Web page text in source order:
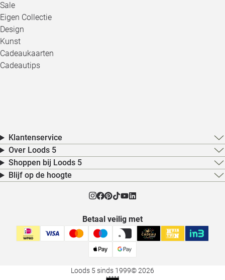
Sale
Eigen Collectie
Design
Kunst
Cadeaukaarten
Cadeautips
Klantenservice
Over Loods 5
Shoppen bij Loods 5
Blijf op de hoogte
Betaal veilig met
Loods 5 sinds 1999© 2026